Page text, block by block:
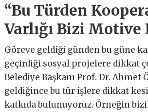
“Bu Türden
Varlığı Bizi Motive
Göreve geldiği günden bu güne
geçirdiği sosyal projelere dikkat
Belediye Başkanı Prof. Dr. Ahmet
geldiğince bu tür işlere dikkat
katkıda bulunuyoruz. Örneğin